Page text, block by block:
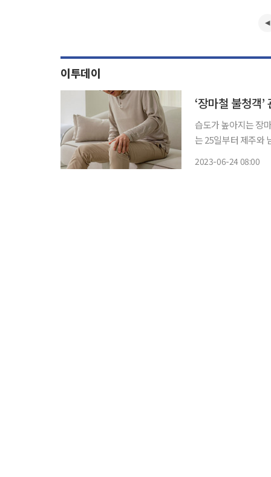
이투데이
‘장마철 불청객
습도가 높아지는 장
는 25일부터 제주와 남해안을
2023-06-24 08:00